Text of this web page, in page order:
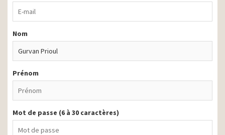
Nom
Prénom
Mot de passe (6 à 30 caractères)